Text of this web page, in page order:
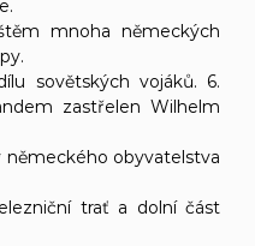
mnoha německých
sovětských vojáků. 6.
zastřelen Wilhelm
německého obyvatelstva
trať a dolní část